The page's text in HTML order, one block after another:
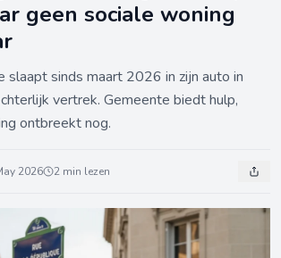
geen sociale woning
slaapt sinds maart 2026 in zijn auto in
vertrek. Gemeente biedt hulp,
ontbreekt nog.
2026 2 min lezen